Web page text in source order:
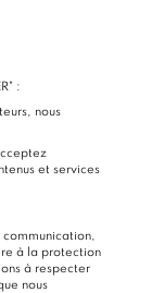
:
nous
et services
à la protection
à respecter
nous